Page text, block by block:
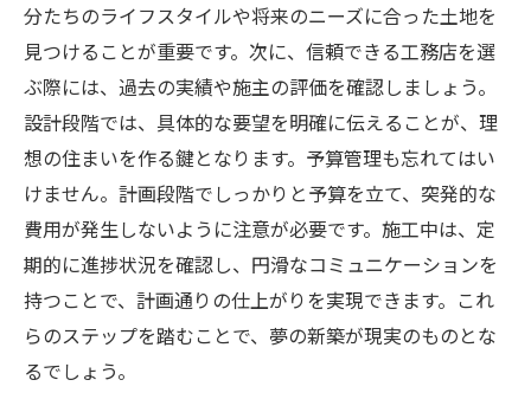
分たちのライフスタイルや将来のニーズに合った土地を
見つけることが重要です。次に、信頼できる工務店を選
ぶ際には、過去の実績や施主の評価を確認しましょう。
設計段階では、具体的な要望を明確に伝えることが、理
想の住まいを作る鍵となります。予算管理も忘れてはい
けません。計画段階でしっかりと予算を立て、突発的な
費用が発生しないように注意が必要です。施工中は、定
期的に進捗状況を確認し、円滑なコミュニケーションを
持つことで、計画通りの仕上がりを実現できます。これ
らのステップを踏むことで、夢の新築が現実のものとな
るでしょう。